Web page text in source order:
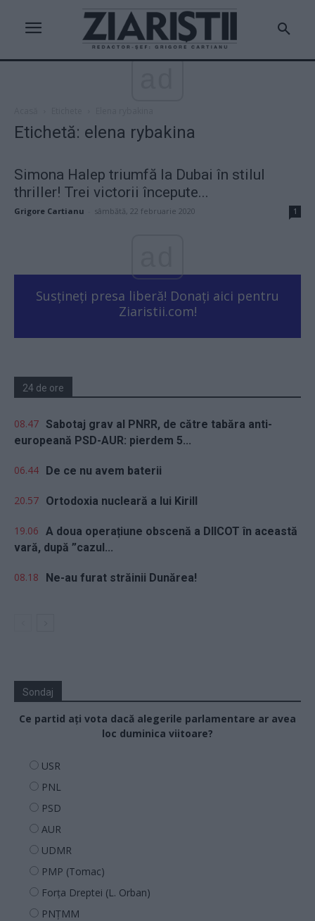
Etichetă: elena rybakina
Simona Halep triumfă la Dubai în stilul
thriller! Trei victorii începute...
Grigore Cartianu sâmbătă, 22 februarie 2020 1
Susțineți presa liberă! Donați aici pentru
Ziaristii.com!
24 de ore
08.47 Sabotaj grav al PNRR, de către tabăra anti-
europeană PSD-AUR: pierdem 5...
06.44 De ce nu avem baterii
20.57 Ortodoxia nucleară a lui Kirill
19.06 A doua operațiune obscenă a DIICOT în această
vară, după ”cazul...
08.18 Ne-au furat străinii Dunărea!
Sondaj
Ce partid ați vota dacă alegerile parlamentare ar avea
loc duminica viitoare?
USR
PNL
PSD
AUR
UDMR
PMP (Tomac)
Forța Dreptei (L. Orban)
PNȚMM